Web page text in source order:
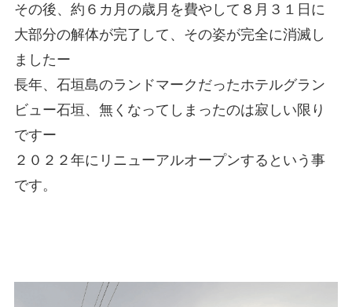
その後、約６カ月の歳月を費やして８月３１日に
大部分の解体が完了して、その姿が完全に消滅し
ましたー
長年、石垣島のランドマークだったホテルグラン
ビュー石垣、無くなってしまったのは寂しい限り
ですー
２０２２年にリニューアルオープンするという事
です。